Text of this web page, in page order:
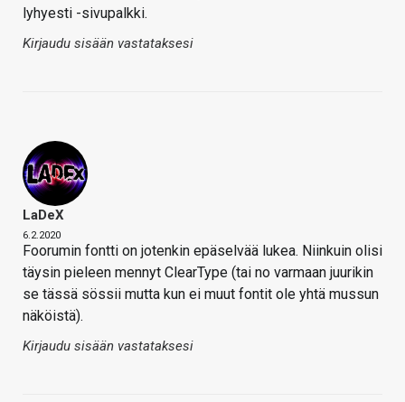
lyhyesti -sivupalkki.
Kirjaudu sisään vastataksesi
LaDeX
6.2.2020
Foorumin fontti on jotenkin epäselvää lukea. Niinkuin olisi
täysin pieleen mennyt ClearType (tai no varmaan juurikin
se tässä sössii mutta kun ei muut fontit ole yhtä mussun
näköistä).
Kirjaudu sisään vastataksesi